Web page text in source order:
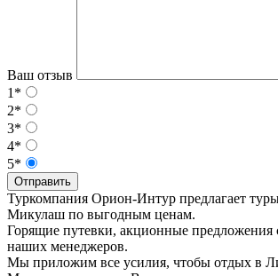
Ваш отзыв
1*
2*
3*
4*
5*
Отправить
Туркомпания Орион-Интур предлагает
Микулаш по выгодным ценам.
Горящие путевки, акционные предложения
наших менеджеров.
Мы приложим все усилия, чтобы отдых в